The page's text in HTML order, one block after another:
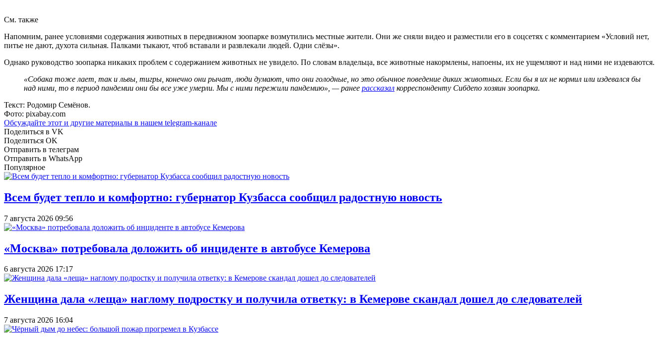
См. также
Напомним, ранее условиями содержания животных в передвижном зоопарке возмутились местные жители. Они же сняли видео и разместили его в соцсетях с комментарием «Условий нет,
питье не дают, духота сильная. Палками тыкают, чтоб вставали и развлекали людей. Одни слёзы».
Однако руководство зоопарка никаких проблем с содержанием животных не увидело. По словам владельца, все животные накормлены, напоены, их не ущемляют и над ними не издеваются.
«Собака тоже лает, так и львы, тигры, конечно они рычат, люди думают, что они голодные, но это обычное поведение диких животных. Если бы я их не кормил или издевался бы
над ними, то в период пандемии они бы все уже умерли. Мы с ними пережили пандемию», — ранее рассказал корреспонденту Сибдепо хозяин зоопарка.
Текст: Родомир Семёнов.
Фото: pixabay.com
Обсуждайте этот и другие материалы в нашем telegram-канале
Поделиться в VK
Поделиться OK
Отправить в телеграм
Отправить в WhatsApp
Популярное
Всем будет тепло и комфортно: губернатор Кузбасса сообщил радостную новость
7 августа 2026 09:56
«Москва» потребовала доложить об инциденте в автобусе Кемерова
6 августа 2026 17:17
Женщина дала «леща» наглому подростку и получила ответку: в Кемерове скандал дошел до следователей
7 августа 2026 16:04